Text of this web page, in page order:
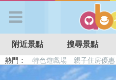
APP登入
附近景點 搜尋景點
熱門： 特色遊戲場 親子住房優惠
溜滑梯民宿
觀光工廠